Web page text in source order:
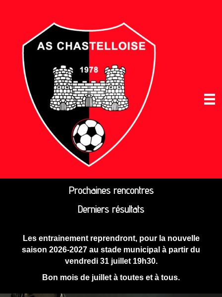
Prochaines rencontres
Derniers résultats
Les entrainement reprendront, pour la nouvelle
saison 2026-2027 au stade municipal à partir du
vendredi 31 juillet 19h30.
Bon mois de juillet à toutes et à tous.